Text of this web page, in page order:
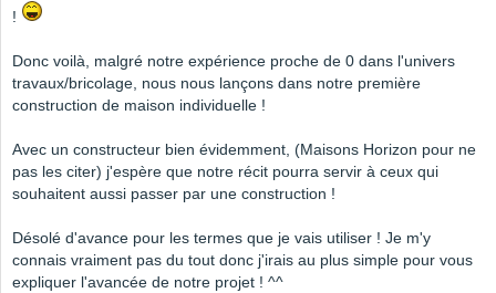
!
Donc voilà, malgré notre expérience proche de 0 dans l'univers
travaux/bricolage, nous nous lançons dans notre première
construction de maison individuelle !
Avec un constructeur bien évidemment, (Maisons Horizon pour ne
pas les citer) j'espère que notre récit pourra servir à ceux qui
souhaitent aussi passer par une construction !
Désolé d'avance pour les termes que je vais utiliser ! Je m'y
connais vraiment pas du tout donc j'irais au plus simple pour vous
expliquer l'avancée de notre projet ! ^^